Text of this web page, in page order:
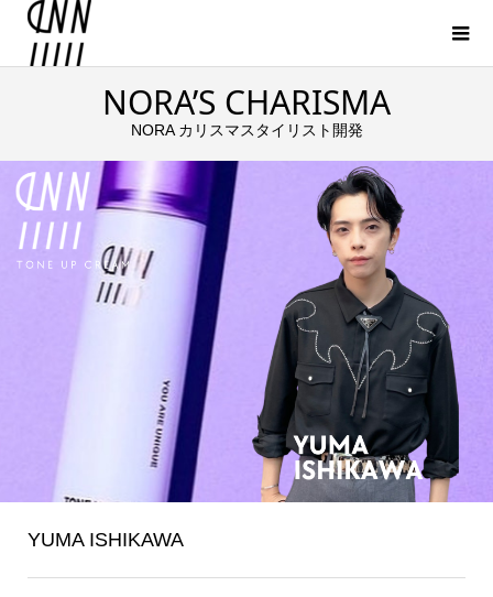
NORA’S CHARISMA
NORA カリスマスタイリスト開発
YUMA ISHIKAWA